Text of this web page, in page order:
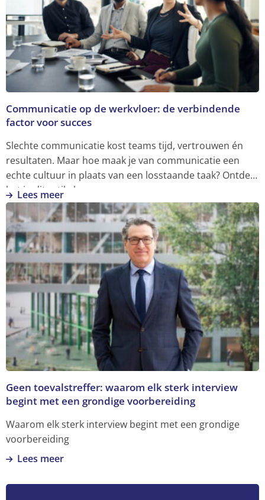
Communicatie op de werkvloer: de verbindende
factor voor succes
Slechte communicatie kost teams tijd, vertrouwen én
resultaten. Maar hoe maak je van communicatie een
echte cultuur in plaats van een losstaande taak? Ontdek
het in dit artikel.
Lees meer
Lees
meer
over
Communicatie
op
de
werkvloer:
de
verbindende
factor
voor
succes
Geen toevalstreffer: waarom elk sterk interview
begint met een grondige voorbereiding
Waarom elk sterk interview begint met een grondige
voorbereiding
Lees meer
meer